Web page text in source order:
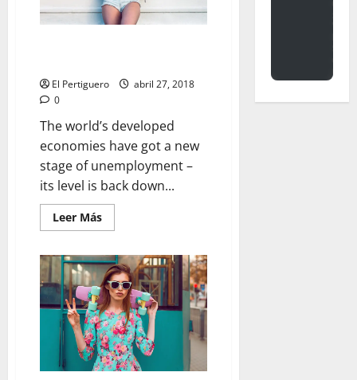
El Pertiguero
abril 27, 2018
0
The world’s developed
economies have got a new
stage of unemployment –
its level is back down...
Leer MásLeer
más
Proof
Gigi
and
Bella
Hadid
are
the
Least
Competitive
Sisters